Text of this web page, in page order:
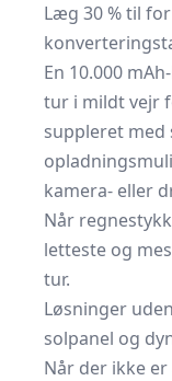
Læg 30 % til
En 10.000
tur i mildt vejr
suppleret med
kamera- eller
Når
letteste og
tur.
Løsninger
solpanel og
Når der ikke